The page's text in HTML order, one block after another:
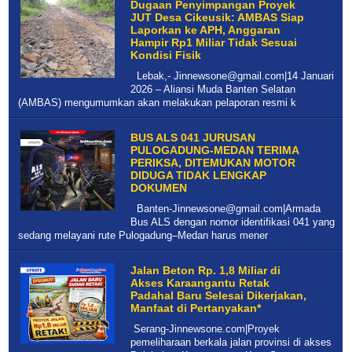
Dugaan Penyimpangan Proyek
JUT Desa Cikeusik: AMBAS Siap
Laporkan ke APH, Anggaran
Hampir Rp1 Miliar Tidak Sesuai
Kondisi Fisik
Lebak,- Jinnewsone@gmail.com|14 Januari
2026 – Aliansi Muda Banten Selatan
(AMBAS) mengumumkan akan melakukan pelaporan resmi k
BUS ALS 041 JURUSAN
PULOGADUNG-MEDAN TERIMA
PERIKSA, DITEMUKAN MOTOR
DIDUGA TIDAK LENGKAP
DOKUMEN
Banten-Jinnewsone@gmail.com|Armada
Bus ALS dengan nomor identifikasi 041 yang
sedang melayani rute Pulogadung–Medan harus mener
Jalan Beton Rp. 1,8 Miliar di
Akses Karaangantu Retak
Padahal Baru Selesai Dikerjakan,
Manfaat di Pertanyakan*
Serang-Jinnewsone.com|Proyek
pemeliharaan berkala jalan provinsi di akses